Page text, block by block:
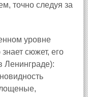
точно следуя за
уровне
сюжет, его
Ленинграде):